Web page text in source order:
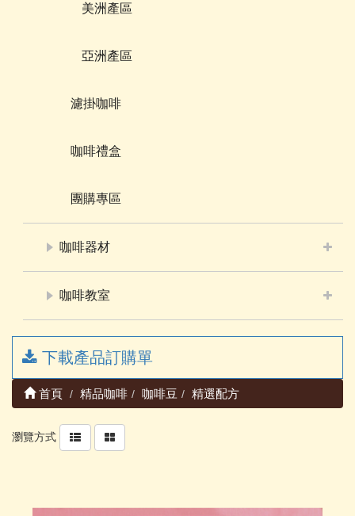
美洲產區
亞洲產區
濾掛咖啡
咖啡禮盒
團購專區
咖啡器材
咖啡教室
下載產品訂購單
首頁 精品咖啡 咖啡豆 精選配方
瀏覽方式